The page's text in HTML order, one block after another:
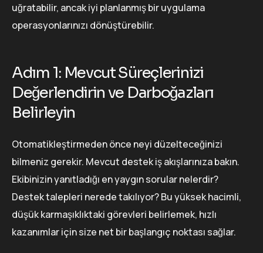
uğratabilir, ancak iyi planlanmış bir uygulama
operasyonlarınızı dönüştürebilir.
Adım 1: Mevcut Süreçlerinizi
Değerlendirin ve Darboğazları
Belirleyin
Otomatikleştirmeden önce neyi düzelteceğinizi
bilmeniz gerekir. Mevcut destek iş akışlarınıza bakın.
Ekibinizin yanıtladığı en yaygın sorular nelerdir?
Destek talepleri nerede takılıyor? Bu yüksek hacimli,
düşük karmaşıklıktaki görevleri belirlemek, hızlı
kazanımlar için size net bir başlangıç noktası sağlar.